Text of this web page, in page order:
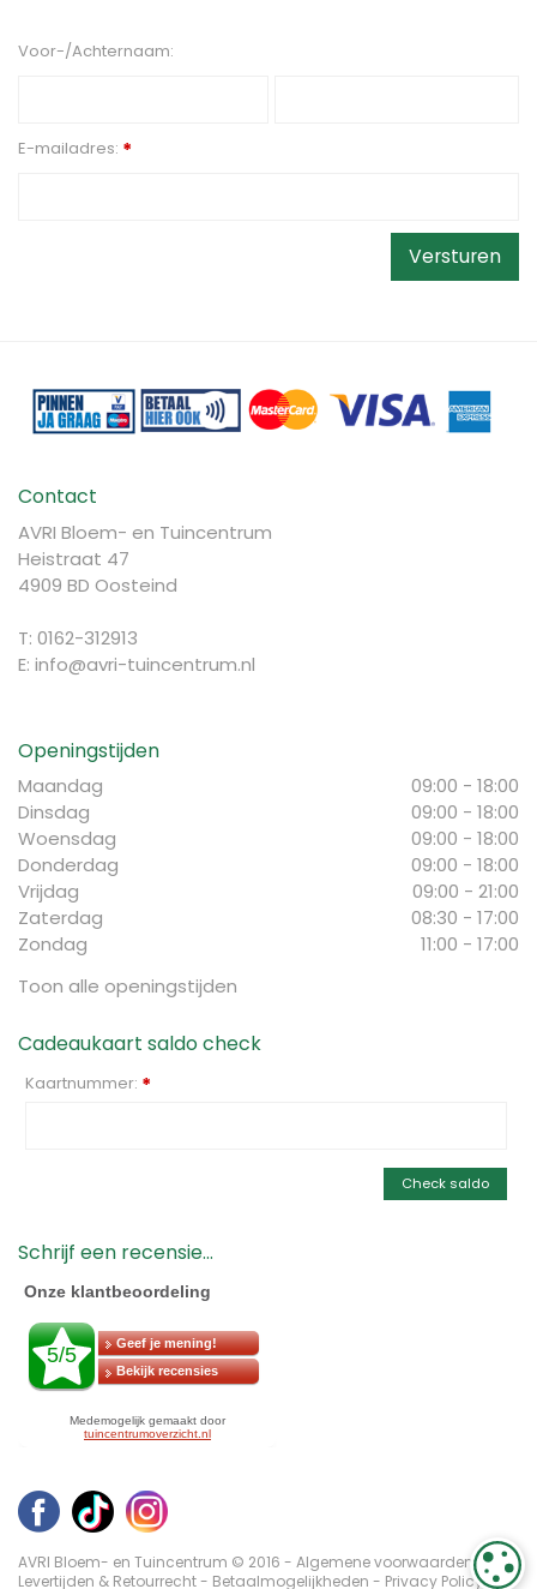
Voor-/Achternaam:
E-mailadres: *
Contact
AVRI Bloem- en Tuincentrum
Heistraat 47
4909 BD Oosteind
T: 0162-312913
E: info@avri-tuincentrum.nl
Openingstijden
Maandag
09:00 - 18:00
Dinsdag
09:00 - 18:00
Woensdag
09:00 - 18:00
Donderdag
09:00 - 18:00
Vrijdag
09:00 - 21:00
Zaterdag
08:30 - 17:00
Zondag
11:00 - 17:00
Toon alle openingstijden
Cadeaukaart saldo check
Kaartnummer: *
Check saldo
Schrijf een recensie...
AVRI Bloem- en Tuincentrum © 2016 - Algemene voorwaarden-
Levertijden & Retourrecht- Betaalmogelijkheden - Privacy Policy